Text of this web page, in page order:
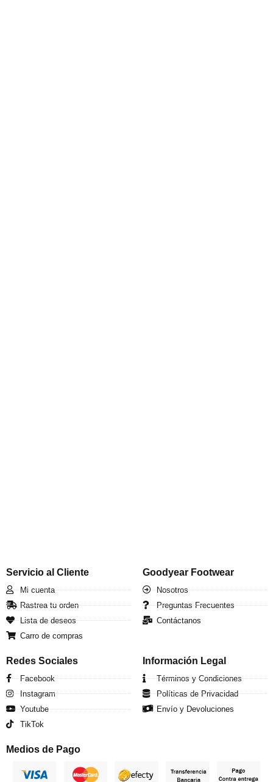
Servicio al Cliente
Mi cuenta
Rastrea tu orden
Lista de deseos
Carro de compras
Goodyear Footwear
Nosotros
Preguntas Frecuentes
Contáctanos
Redes Sociales
Facebook
Instagram
Youtube
TikTok
Información Legal
Términos y Condiciones
Políticas de Privacidad
Envío y Devoluciones
Medios de Pago